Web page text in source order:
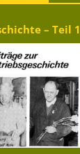
– Teil 1